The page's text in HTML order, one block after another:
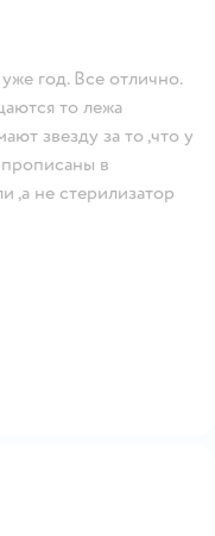
год. Все отлично.
то лежа
звезду за то ,что у
прописаны в
,а не стерилизатор